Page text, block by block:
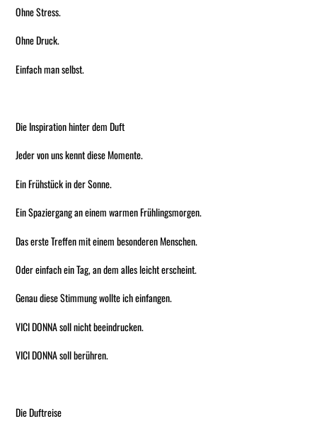
Ohne Stress.
Ohne Druck.
Einfach man selbst.
Die Inspiration hinter dem Duft
Jeder von uns kennt diese Momente.
Ein Frühstück in der Sonne.
Ein Spaziergang an einem warmen Frühlingsmorgen.
Das erste Treffen mit einem besonderen Menschen.
Oder einfach ein Tag, an dem alles leicht erscheint.
Genau diese Stimmung wollte ich einfangen.
VICI DONNA soll nicht beeindrucken.
VICI DONNA soll berühren.
Die Duftreise